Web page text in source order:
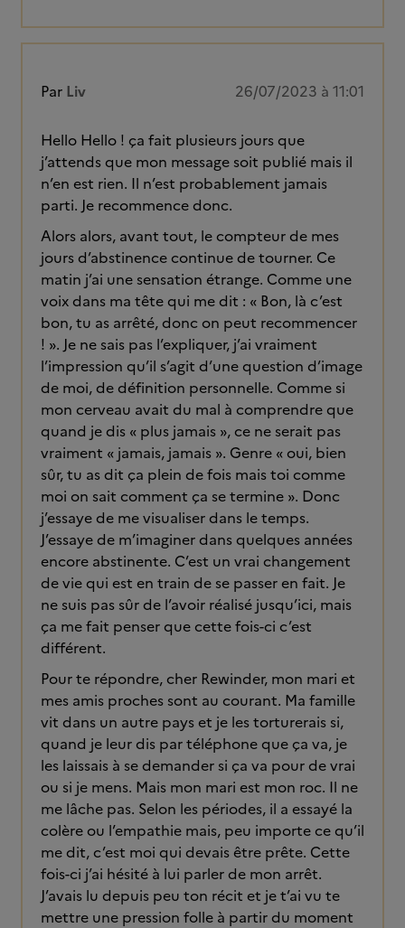
Par Liv 26/07/2023 à 11:01
Hello Hello ! ça fait plusieurs jours que
j’attends que mon message soit publié mais il
n’en est rien. Il n’est probablement jamais
parti. Je recommence donc.
Alors alors, avant tout, le compteur de mes
jours d’abstinence continue de tourner. Ce
matin j’ai une sensation étrange. Comme une
voix dans ma tête qui me dit : « Bon, là c’est
bon, tu as arrêté, donc on peut recommencer
! ». Je ne sais pas l’expliquer, j’ai vraiment
l’impression qu’il s’agit d’une question d’image
de moi, de définition personnelle. Comme si
mon cerveau avait du mal à comprendre que
quand je dis « plus jamais », ce ne serait pas
vraiment « jamais, jamais ». Genre « oui, bien
sûr, tu as dit ça plein de fois mais toi comme
moi on sait comment ça se termine ». Donc
j’essaye de me visualiser dans le temps.
J’essaye de m’imaginer dans quelques années
encore abstinente. C’est un vrai changement
de vie qui est en train de se passer en fait. Je
ne suis pas sûr de l’avoir réalisé jusqu’ici, mais
ça me fait penser que cette fois-ci c’est
différent.
Pour te répondre, cher Rewinder, mon mari et
mes amis proches sont au courant. Ma famille
vit dans un autre pays et je les torturerais si,
quand je leur dis par téléphone que ça va, je
les laissais à se demander si ça va pour de vrai
ou si je mens. Mais mon mari est mon roc. Il ne
me lâche pas. Selon les périodes, il a essayé la
colère ou l’empathie mais, peu importe ce qu’il
me dit, c’est moi qui devais être prête. Cette
fois-ci j’ai hésité à lui parler de mon arrêt.
J’avais lu depuis peu ton récit et je t’ai vu te
mettre une pression folle à partir du moment